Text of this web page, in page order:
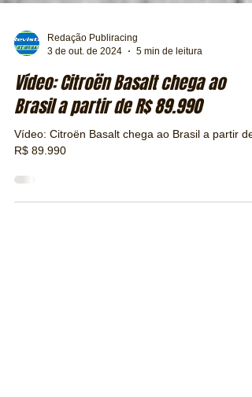
3 de out. de 2024
5 min de leitura
Vídeo: Citroën Basalt chega ao
Brasil a partir de R$ 89.990
R$ 89.990